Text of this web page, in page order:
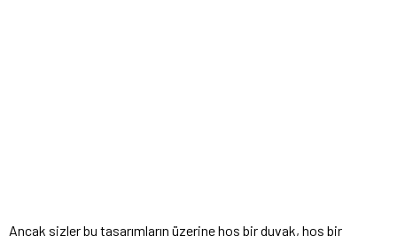
Ancak sizler bu tasarımların üzerine hoş bir duvak, hoş bir